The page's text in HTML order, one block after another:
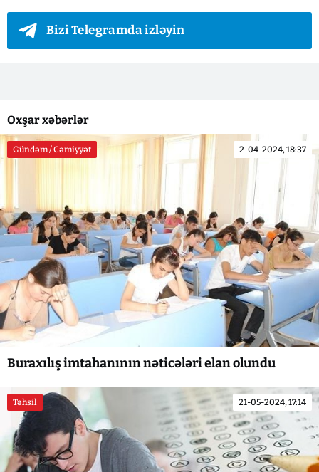
Bizi Telegramda izləyin
Oxşar xəbərlər
Gündəm / Cəmiyyət 2-04-2024, 18:37
Buraxılış imtahanının nəticələri elan olundu
Təhsil 21-05-2024, 17:14